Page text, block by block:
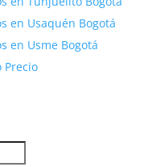
en Usaquén Bogotá
en Usme Bogotá
Precio